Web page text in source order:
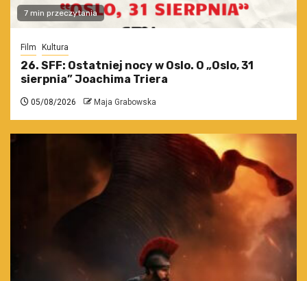
7 min przeczytania
Film Kultura
26. SFF: Ostatniej nocy w Oslo. O „Oslo, 31
sierpnia” Joachima Triera
05/08/2026 Maja Grabowska